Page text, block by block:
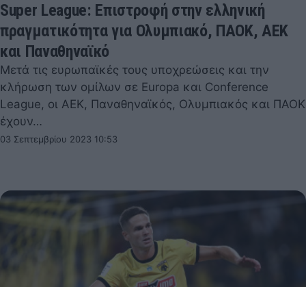
Super League: Επιστροφή στην ελληνική
πραγματικότητα για Ολυμπιακό, ΠΑΟΚ, ΑΕΚ
και Παναθηναϊκό
Μετά τις ευρωπαϊκές τους υποχρεώσεις και την
κλήρωση των ομίλων σε Europa και Conference
League, οι ΑΕΚ, Παναθηναϊκός, Ολυμπιακός και ΠΑΟΚ
έχουν…
03 Σεπτεμβρίου 2023 10:53